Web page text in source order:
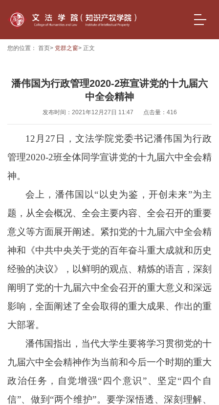
您的位置： 首页> 党群之窗> 正文
潘伟国为行政管理2020-2班宣讲党的十九届六
中全会精神
发布时间：2021年12月27日 11:47 点击量： 416
12月27日，文法学院党委书记潘伟国为行政
管理2020-2班全体同学宣讲党的十九届六中全会精
神。
会上，潘伟国以“以史为鉴，开创未来”为主
题，从全会概况、全会主要内容、全会召开的重要
意义等方面展开阐述。紧扣党的十九届六中全会精
神和《中共中央关于党的百年奋斗重大成就和历史
经验的决议》，以鲜明的观点、精炼的语言，深刻
阐明了党的十九届六中全会召开的重大意义和深远
影响，全面阐述了全会取得的重大成果、作出的重
大部署。
潘伟国指出，当代大学生要将学习贯彻党的十
九届六中全会精神作为当前和今后一个时期的重大
政治任务，自觉增强“四个意识”、坚定“四个自
信”、做到“两个维护”。要学深悟透、深刻理解、